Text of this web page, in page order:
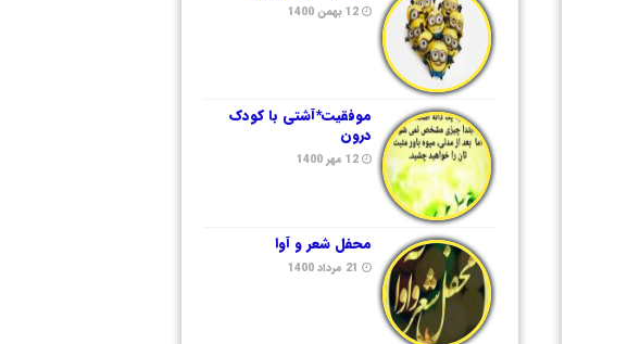
12 بهمن 1400
موفقیت*آشتی با کودک
درون
12 مهر 1400
محفل شعر و آوا
21 مرداد 1400